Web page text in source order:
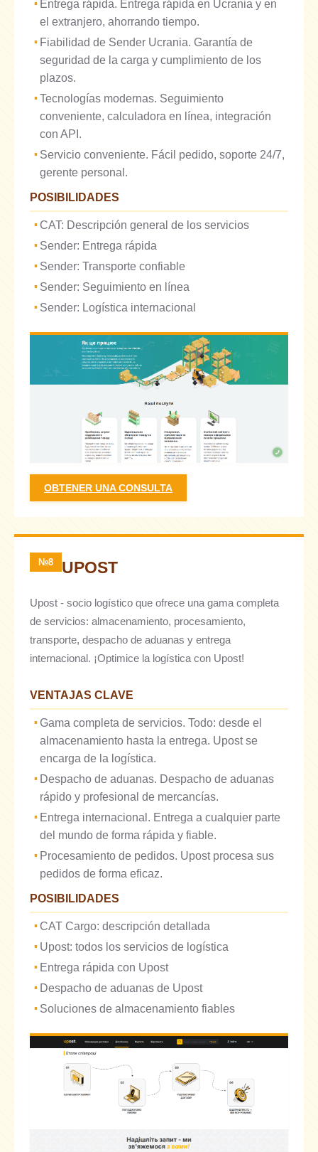
Entrega rápida. Entrega rápida en Ucrania y en
el extranjero, ahorrando tiempo.
Fiabilidad de Sender Ucrania. Garantía de
seguridad de la carga y cumplimiento de los
plazos.
Tecnologías modernas. Seguimiento
conveniente, calculadora en línea, integración
con API.
Servicio conveniente. Fácil pedido, soporte 24/7,
gerente personal.
POSIBILIDADES
CAT: Descripción general de los servicios
Sender: Entrega rápida
Sender: Transporte confiable
Sender: Seguimiento en línea
Sender: Logística internacional
OBTENER UNA CONSULTA
№8 UPOST
Upost - socio logístico que ofrece una gama completa
de servicios: almacenamiento, procesamiento,
transporte, despacho de aduanas y entrega
internacional. ¡Optimice la logística con Upost!
VENTAJAS CLAVE
Gama completa de servicios. Todo: desde el
almacenamiento hasta la entrega. Upost se
encarga de la logística.
Despacho de aduanas. Despacho de aduanas
rápido y profesional de mercancías.
Entrega internacional. Entrega a cualquier parte
del mundo de forma rápida y fiable.
Procesamiento de pedidos. Upost procesa sus
pedidos de forma eficaz.
POSIBILIDADES
CAT Cargo: descripción detallada
Upost: todos los servicios de logística
Entrega rápida con Upost
Despacho de aduanas de Upost
Soluciones de almacenamiento fiables